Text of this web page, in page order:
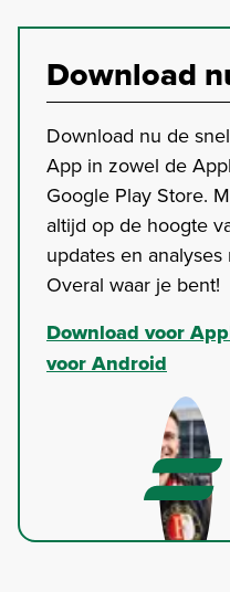
Download
Download nu de
App in zowel de
Google Play Store.
altijd op de hoogte
updates en
Overal waar je bent!
Download voor
voor Android